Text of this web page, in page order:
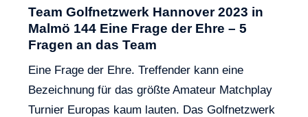
Team Golfnetzwerk Hannover 2023 in
Malmö 144 Eine Frage der Ehre – 5
Fragen an das Team
Eine Frage der Ehre. Treffender kann eine
Bezeichnung für das größte Amateur Matchplay
Turnier Europas kaum lauten. Das Golfnetzwerk